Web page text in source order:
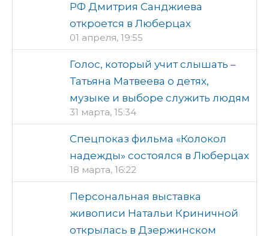
РФ Дмитрия Санджиева
откроется в Люберцах
01 апреля, 19:55
Голос, который учит слышать –
Татьяна Матвеева о детях,
музыке и выборе служить людям
31 марта, 15:34
Спецпоказ фильма «Колокол
надежды» состоялся в Люберцах
18 марта, 16:22
Персональная выставка
живописи Натальи Криничной
открылась в Дзержинском